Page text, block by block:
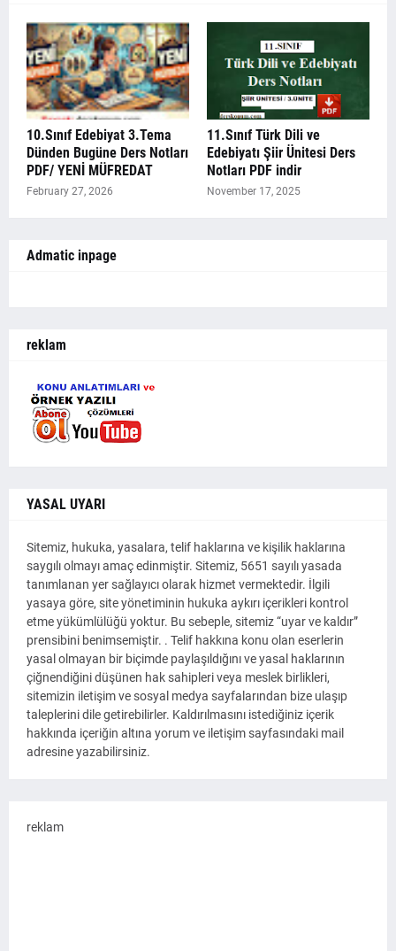
10.Sınıf Edebiyat 3.Tema
Dünden Bugüne Ders Notları
PDF/ YENİ MÜFREDAT
February 27, 2026
11.Sınıf Türk Dili ve
Edebiyatı Şiir Ünitesi Ders
Notları PDF indir
November 17, 2025
Admatic inpage
reklam
YASAL UYARI
Sitemiz, hukuka, yasalara, telif haklarına ve kişilik haklarına
saygılı olmayı amaç edinmiştir. Sitemiz, 5651 sayılı yasada
tanımlanan yer sağlayıcı olarak hizmet vermektedir. İlgili
yasaya göre, site yönetiminin hukuka aykırı içerikleri kontrol
etme yükümlülüğü yoktur. Bu sebeple, sitemiz “uyar ve kaldır”
prensibini benimsemiştir. . Telif hakkına konu olan eserlerin
yasal olmayan bir biçimde paylaşıldığını ve yasal haklarının
çiğnendiğini düşünen hak sahipleri veya meslek birlikleri,
sitemizin iletişim ve sosyal medya sayfalarından bize ulaşıp
taleplerini dile getirebilirler. Kaldırılmasını istediğiniz içerik
hakkında içeriğin altına yorum ve iletişim sayfasındaki mail
adresine yazabilirsiniz.
reklam